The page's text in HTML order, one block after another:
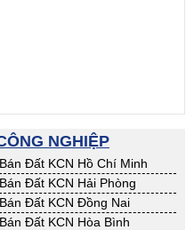
NGHIỆP
Bán Đất KCN Hồ Chí Minh
Bán Đất KCN Hải Phòng
Bán Đất KCN Đồng Nai
Bán Đất KCN Hòa Bình